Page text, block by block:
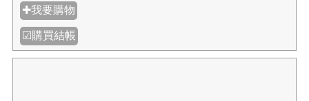
✚我要購物
☑購買結帳